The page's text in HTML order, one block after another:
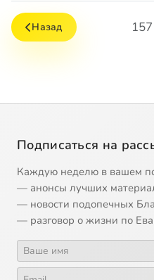
Назад
Подписаться на
Каждую неделю в вашем
— анонсы лучших
— новости подопечных
— разговор о жизни по